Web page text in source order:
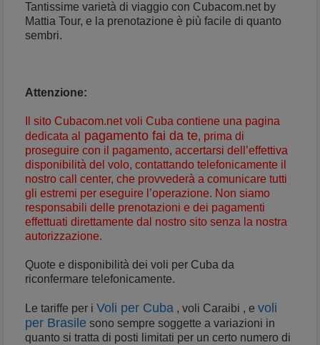
Tantissime varietà di viaggio con Cubacom.net by
Mattia Tour, e la prenotazione è più facile di quanto
sembri.
Attenzione:
Il sito Cubacom.net voli Cuba contiene una pagina
dedicata al
pagamento fai da te, prima di
proseguire con il pagamento, accertarsi dell’effettiva
disponibilità del volo, contattando telefonicamente il
nostro call center, che provvederà a comunicare tutti
gli estremi per eseguire l’operazione. Non siamo
responsabili delle prenotazioni e dei pagamenti
effettuati direttamente dal nostro sito senza la nostra
autorizzazione.
Quote e disponibilità dei voli per Cuba da
riconfermare telefonicamente.
Le tariffe per iVoli per Cuba , voli Caraibi , evoli
per Brasile sono sempre soggette a variazioni in
quanto si tratta di posti limitati per un certo numero di